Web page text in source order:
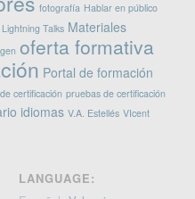
fotografía Hablar en público
Lightning Talks Materiales
oferta formativa
Portal de formación
certificación pruebas de certificación
idiomas V.A. Estellés VIcent
LANGUAGE: